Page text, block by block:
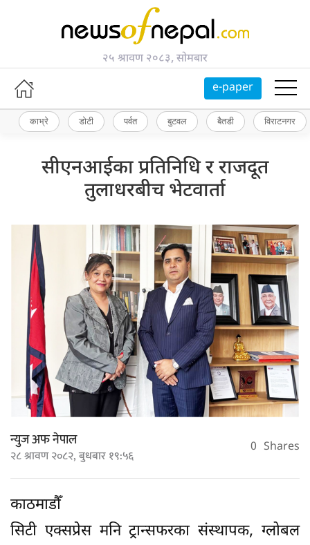
२५ श्रावण २०८३, सोमबार
e-paper
काभ्रे डोटी पर्वत बुटवल बैतडी विराटनगर
सीएनआईका प्रतिनिधि र राजदूत
तुलाधरबीच भेटवार्ता
न्युज अफ नेपाल
२८ श्रावण २०८२, बुधबार १९:५६ 0 Shares
काठमाडौँ
सिटी एक्सप्रेस मनि ट्रान्सफरका संस्थापक, ग्लोबल